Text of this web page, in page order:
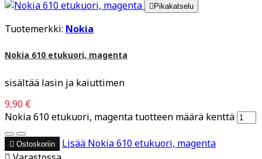
 Pikakatselu
Tuotemerkki: Nokia
Nokia 610 etukuori, magenta
sisältää lasin ja kaiuttimen
9,90 €
Nokia 610 etukuori, magenta tuotteen määrä kenttä
 Ostoskoriin Lisää Nokia 610 etukuori, magenta